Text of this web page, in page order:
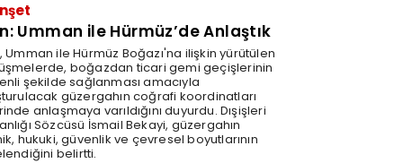
Umman ile Hürmüz’de Anlaştık
Umman ile Hürmüz Boğazı'na ilişkin yürütülen
boğazdan ticari gemi geçişlerinin
şekilde sağlanması amacıyla
güzergahın coğrafi koordinatları
anlaşmaya varıldığını duyurdu. Dışişleri
Sözcüsü İsmail Bekayi, güzergahın
hukuki, güvenlik ve çevresel boyutlarının
belirtti.